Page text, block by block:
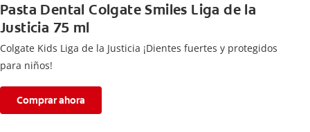
Pasta Dental Colgate Smiles Liga de la
Justicia 75 ml
Colgate Kids Liga de la Justicia ¡Dientes fuertes y protegidos
para niños!
Comprar ahora